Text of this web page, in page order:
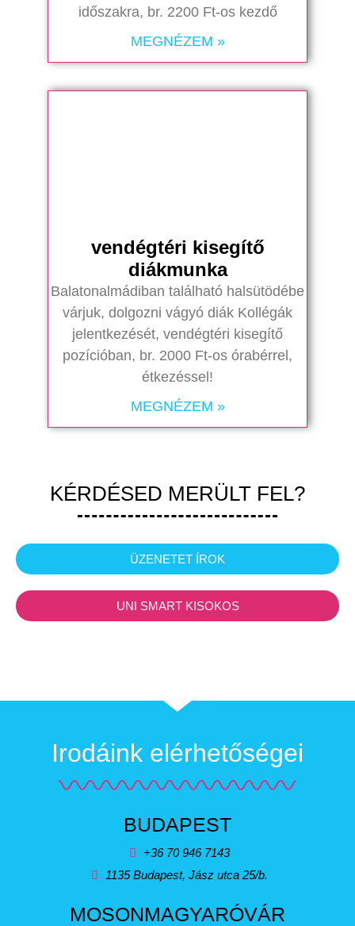
időszakra, br. 2200 Ft-os kezdő
MEGNÉZEM »
vendégtéri kisegítő
diákmunka
Balatonalmádiban található halsütödébe
várjuk, dolgozni vágyó diák Kollégák
jelentkezését, vendégtéri kisegítő
pozícióban, br. 2000 Ft-os órabérrel,
étkezéssel!
MEGNÉZEM »
KÉRDÉSED MERÜLT FEL?
ÜZENETET ÍROK
UNI SMART KISOKOS
Irodáink elérhetőségei
BUDAPEST
+36 70 946 7143
1135 Budapest, Jász utca 25/b.
MOSONMAGYARÓVÁR